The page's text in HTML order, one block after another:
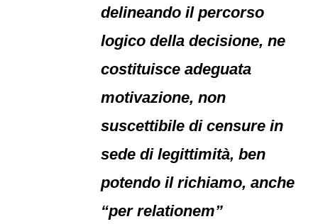
delineando il percorso
logico della decisione, ne
costituisce adeguata
motivazione, non
suscettibile di censure in
sede di legittimità, ben
potendo il richiamo, anche
“per relationem”